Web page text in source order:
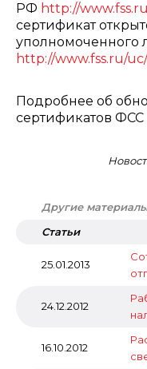
РФ http://
сертификат
http://www.fss.ru/uc/
Подробнее об
сертификатов
Другие
Статьи
25.01.2013
24.12.2012
16.10.2012